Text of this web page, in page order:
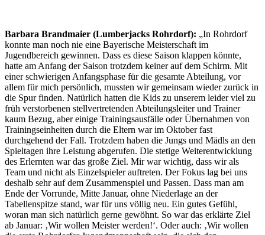
Barbara Brandmaier (Lumberjacks Rohrdorf): „In Rohrdorf
konnte man noch nie eine Bayerische Meisterschaft im
Jugendbereich gewinnen. Dass es diese Saison klappen könnte,
hatte am Anfang der Saison trotzdem keiner auf dem Schirm. Mit
einer schwierigen Anfangsphase für die gesamte Abteilung, vor
allem für mich persönlich, mussten wir gemeinsam wieder zurück in
die Spur finden. Natürlich hatten die Kids zu unserem leider viel zu
früh verstorbenen stellvertretenden Abteilungsleiter und Trainer
kaum Bezug, aber einige Trainingsausfälle oder Übernahmen von
Trainingseinheiten durch die Eltern war im Oktober fast
durchgehend der Fall. Trotzdem haben die Jungs und Mädls an den
Spieltagen ihre Leistung abgerufen. Die stetige Weiterentwicklung
des Erlernten war das große Ziel. Mir war wichtig, dass wir als
Team und nicht als Einzelspieler auftreten. Der Fokus lag bei uns
deshalb sehr auf dem Zusammenspiel und Passen. Dass man am
Ende der Vorrunde, Mitte Januar, ohne Niederlage an der
Tabellenspitze stand, war für uns völlig neu. Ein gutes Gefühl,
woran man sich natürlich gerne gewöhnt. So war das erklärte Ziel
ab Januar: ‚Wir wollen Meister werden!‘. Oder auch: ‚Wir wollen